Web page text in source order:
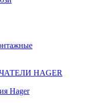
HAGER
Hager